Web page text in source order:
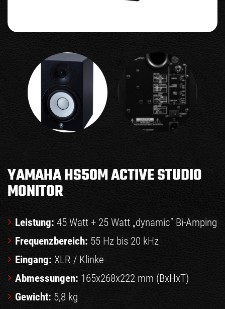
YAMAHA HS50M ACTIVE STUDIO
MONITOR
Leistung: 45 Watt + 25 Watt „dynamic“ Bi-Amping
Frequenzbereich: 55 Hz bis 20 kHz
Eingang: XLR / Klinke
Abmessungen: 165x268x222 mm (BxHxT)
Gewicht: 5,8 kg